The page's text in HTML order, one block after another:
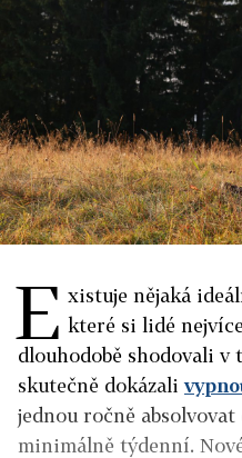
E xistuje nějaká
které si lidé
dlouhodobě shodovali v
skutečně dokázali
jednou ročně
minimálně týdenní.